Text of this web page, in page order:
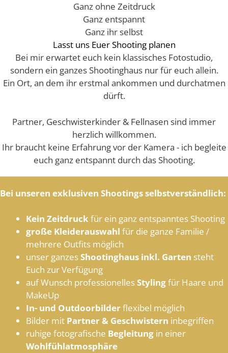
Ganz ohne Zeitdruck
Ganz entspannt
Ganz ihr selbst
Lasst uns Euer Shooting planen
Bei mir erwartet euch kein klassisches Fotostudio,
sondern ein ganzes Shootinghaus nur für euch allein.
Ein Ort, an dem ihr erstmal ankommen und durchatmen
dürft.
Partner, Geschwisterkinder & Fellnasen sind immer
herzlich willkommen.
Ihr braucht keine Erfahrung vor der Kamera - ich begleite
euch ganz entspannt durch das Shooting.
Bei unseren exklusiven Shootings selbstverständlich:
Kein Zeitdruckfür ein ganz entspanntes Shooting
große Kleiderauswahl für die ganze Familie /
mehrere Outfits möglich
unser ganzesShootinghaus inkl. Garten steht
Euch zur Verfügung
auf Wunsch professionellesStylingfür Haare und
MakeUp
In- und Outdoorbilderflexibel möglich
Bilder mit Partner & Geschwistern inbegriffen
ruhige fotografische Begleitung in einer
Wohlfühlatmosphäre